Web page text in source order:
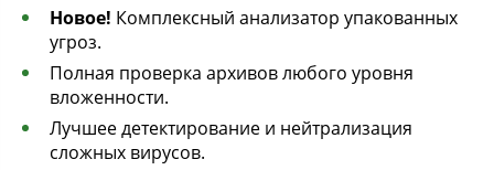
Новое! Комплексный анализатор упакованных
угроз.
Полная проверка архивов любого уровня
вложенности.
Лучшее детектирование и нейтрализация
сложных вирусов.